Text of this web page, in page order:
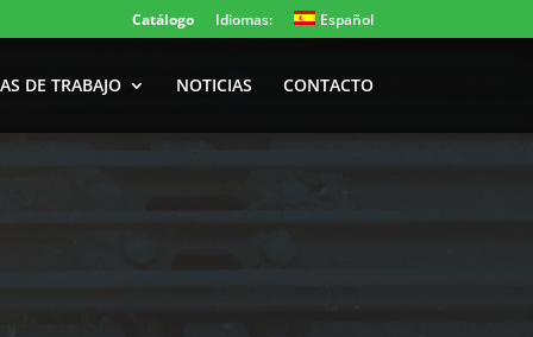
Catálogo Idiomas: Español
DE TRABAJO NOTICIAS CONTACTO